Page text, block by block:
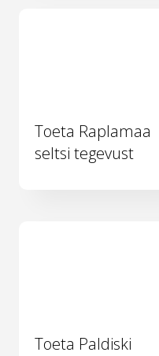
Toeta Raplamaa
seltsi tegevust
Toeta Paldiski